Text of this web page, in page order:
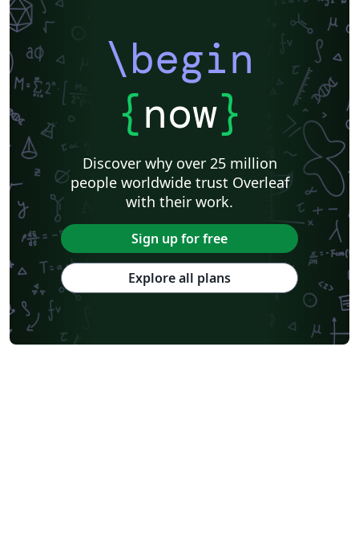
\begin
{now}
Discover why over 25 million
people worldwide trust Overleaf
with their work.
Sign up for free
Explore all plans